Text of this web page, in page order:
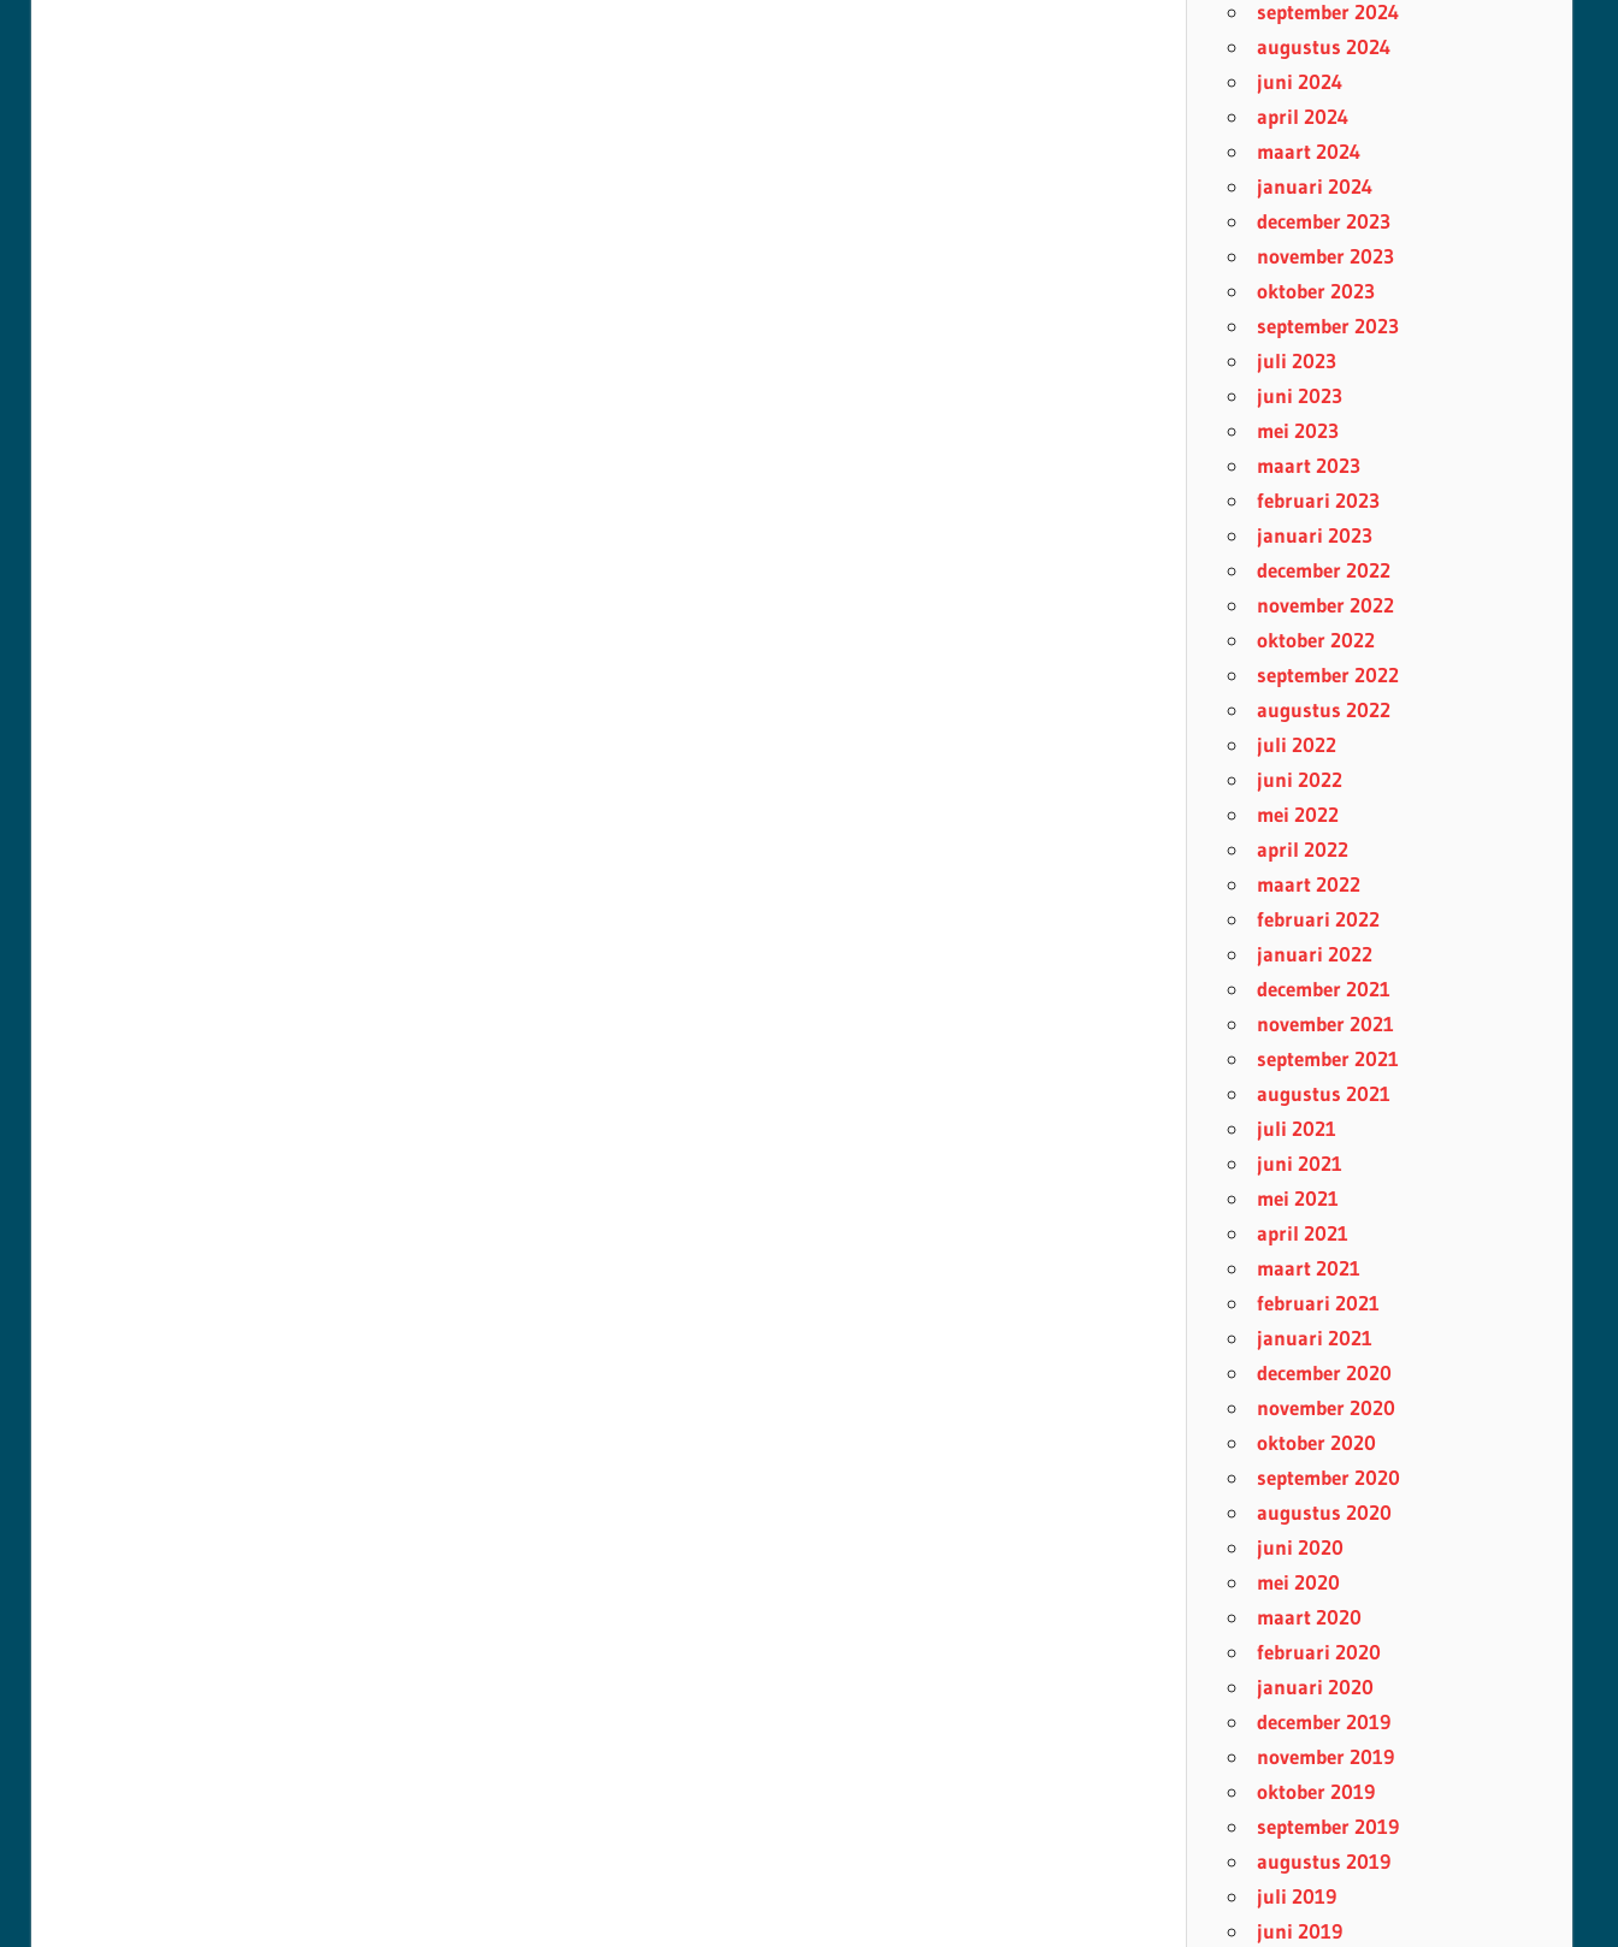
september 2024
augustus 2024
juni 2024
april 2024
maart 2024
januari 2024
december 2023
november 2023
oktober 2023
september 2023
juli 2023
juni 2023
mei 2023
maart 2023
februari 2023
januari 2023
december 2022
november 2022
oktober 2022
september 2022
augustus 2022
juli 2022
juni 2022
mei 2022
april 2022
maart 2022
februari 2022
januari 2022
december 2021
november 2021
september 2021
augustus 2021
juli 2021
juni 2021
mei 2021
april 2021
maart 2021
februari 2021
januari 2021
december 2020
november 2020
oktober 2020
september 2020
augustus 2020
juni 2020
mei 2020
maart 2020
februari 2020
januari 2020
december 2019
november 2019
oktober 2019
september 2019
augustus 2019
juli 2019
juni 2019